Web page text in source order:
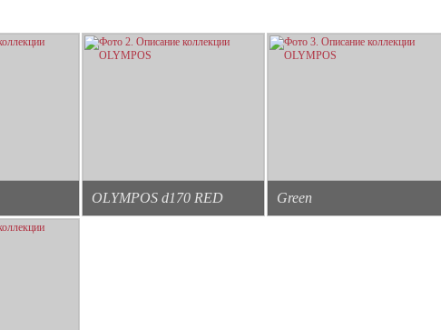
OLYMPOS d170 RED Green